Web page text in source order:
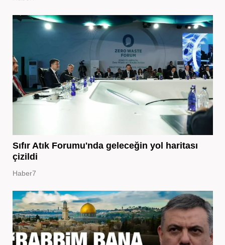
Sıfır Atık Forumu'nda geleceğin yol haritası
çizildi
Haber7